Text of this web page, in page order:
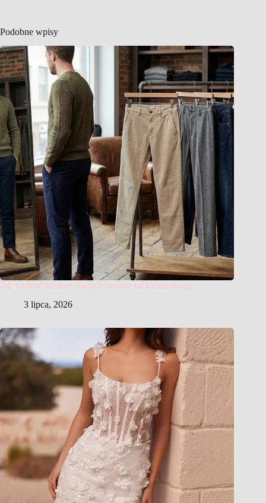
Podobne wpisy
Jak wybrać idealne spodnie męskie na każdą okazję
3 lipca, 2026